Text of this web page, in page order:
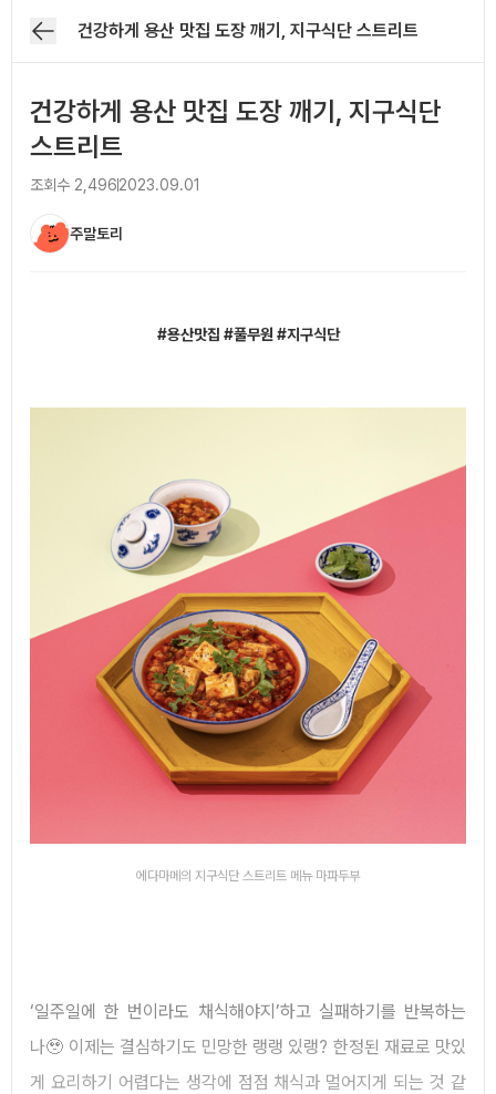
건강하게 용산 맛집 도장 깨기, 지구식단 스트리트
건강하게 용산 맛집 도장 깨기, 지구식단
스트리트
조회수 2,4962023.09.01
주말토리
#용산맛집 #풀무원 #지구식단
에다마메의 지구식단 스트리트 메뉴 마파두부
‘일주일에 한 번이라도 채식해야지’하고 실패하기를 반복하는
나🥹 이제는 결심하기도 민망한 랭랭 있랭? 한정된 재료로 맛있
게 요리하기 어렵다는 생각에 점점 채식과 멀어지게 되는 것 같